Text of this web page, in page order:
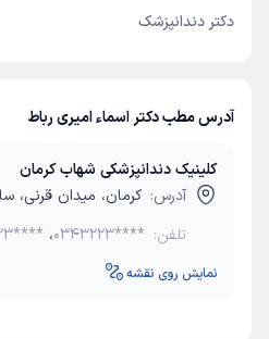
دکتر دندانپزشک
آدرس مطب دکتر اسماء امیری رباط
کلینیک دندانپزشکی شهاب کرمان
آدرس: کرمان، میدان قرنی،
تلفن:
،0343223****
نمایش روی نقشه